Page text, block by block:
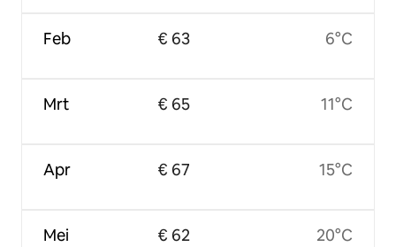
Feb
Mrt
Apr
Mei
€ 63
€ 65
€ 67
€ 62
6°C
11°C
15°C
20°C